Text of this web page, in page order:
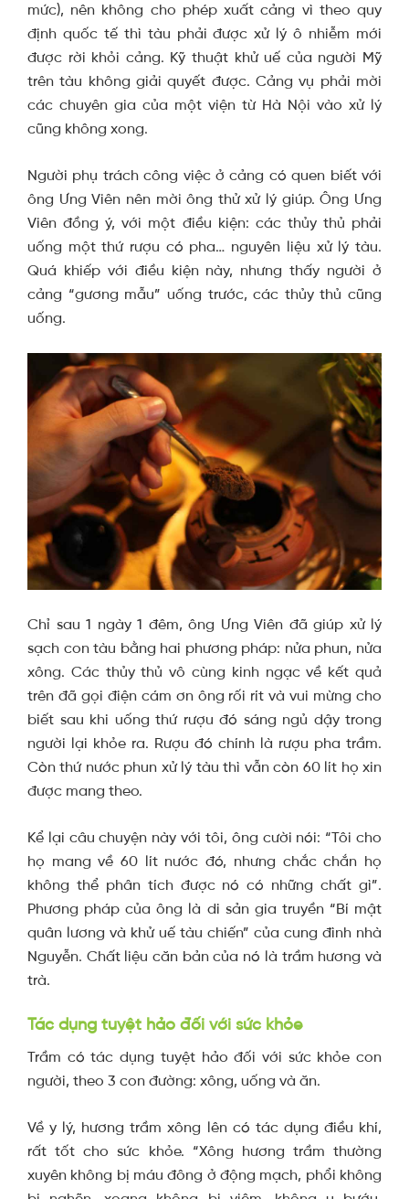
mức), nên không cho phép xuất cảng vì theo quy
định quốc tế thì tàu phải được xử lý ô nhiễm mới
được rời khỏi cảng. Kỹ thuật khử uế của người Mỹ
trên tàu không giải quyết được. Cảng vụ phải mời
các chuyên gia của một viện từ Hà Nội vào xử lý
cũng không xong.
Người phụ trách công việc ở cảng có quen biết với
ông Ưng Viên nên mời ông thử xử lý giúp. Ông Ưng
Viên đồng ý, với một điều kiện: các thủy thủ phải
uống một thứ rượu có pha… nguyên liệu xử lý tàu.
Quá khiếp với điều kiện này, nhưng thấy người ở
cảng “gương mẫu” uống trước, các thủy thủ cũng
uống.
Chỉ sau 1 ngày 1 đêm, ông Ưng Viên đã giúp xử lý
sạch con tàu bằng hai phương pháp: nửa phun, nửa
xông. Các thủy thủ vô cùng kinh ngạc về kết quả
trên đã gọi điện cám ơn ông rối rít và vui mừng cho
biết sau khi uống thứ rượu đó sáng ngủ dậy trong
người lại khỏe ra. Rượu đó chính là rượu pha trầm.
Còn thứ nước phun xử lý tàu thì vẫn còn 60 lít họ xin
được mang theo.
Kể lại câu chuyện này với tôi, ông cười nói: “Tôi cho
họ mang về 60 lít nước đó, nhưng chắc chắn họ
không thể phân tích được nó có những chất gì”.
Phương pháp của ông là di sản gia truyền “Bí mật
quân lương và khử uế tàu chiến” của cung đình nhà
Nguyễn. Chất liệu căn bản của nó là trầm hương và
trà.
Tác dụng tuyệt hảo đối với sức khỏe
Trầm có tác dụng tuyệt hảo đối với sức khỏe con
người, theo 3 con đường: xông, uống và ăn.
Về y lý, hương trầm xông lên có tác dụng điều khí,
rất tốt cho sức khỏe. “Xông hương trầm thường
xuyên không bị máu đông ở động mạch, phổi không